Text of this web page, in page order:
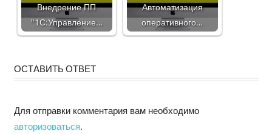
Внедрение ПП
"1С:Управление…
Автоматизация
оперативного…
ОСТАВИТЬ ОТВЕТ
Для отправки комментария вам необходимо
авторизоваться.